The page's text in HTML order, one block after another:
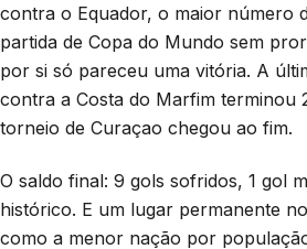
contra o Equador, o maior número
partida de Copa do Mundo sem
por si só pareceu uma vitória. A
contra a Costa do Marfim terminou
torneio de Curaçao chegou ao fim.
O saldo final: 9 gols sofridos, 1 gol
histórico. E um lugar permanente
como a menor nação por